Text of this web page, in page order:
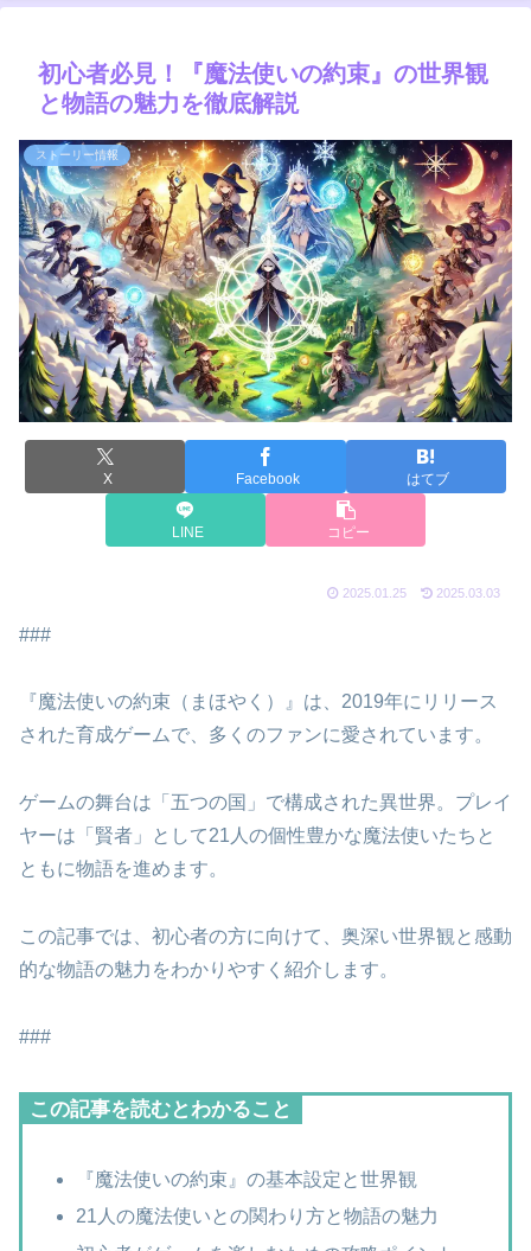
初心者必見！『魔法使いの約束』の世界観
と物語の魅力を徹底解説
ストーリー情報
X Facebook はてブ
LINE コピー
2025.01.25 2025.03.03
###
『魔法使いの約束（まほやく）』は、2019年にリリース
された育成ゲームで、多くのファンに愛されています。
ゲームの舞台は「五つの国」で構成された異世界。プレイ
ヤーは「賢者」として21人の個性豊かな魔法使いたちと
ともに物語を進めます。
この記事では、初心者の方に向けて、奥深い世界観と感動
的な物語の魅力をわかりやすく紹介します。
###
この記事を読むとわかること
『魔法使いの約束』の基本設定と世界観
21人の魔法使いとの関わり方と物語の魅力